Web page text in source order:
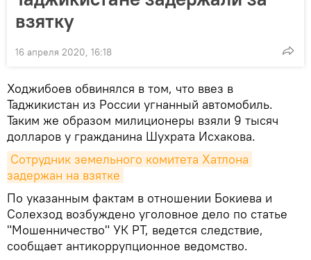
взятку
16 апреля 2020, 16:18
Ходжибоев обвинялся в том, что ввез в
Таджикистан из России угнанный автомобиль.
Таким же образом милиционеры взяли 9 тысяч
долларов у гражданина Шухрата Исхакова.
Сотрудник земельного комитета Хатлона
задержан на взятке
По указанным фактам в отношении Бокиева и
Солехзод возбуждено уголовное дело по статье
"Мошенничество" УК РТ, ведется следствие,
сообщает антикоррупционное ведомство.